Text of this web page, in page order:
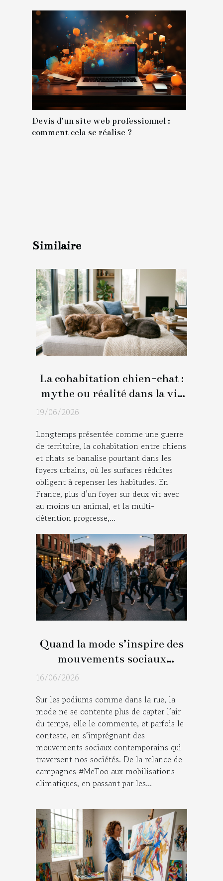
Devis d’un site web professionnel :
comment cela se réalise ?
Similaire
La cohabitation chien-chat :
mythe ou réalité dans la vie
19/06/2026
Longtemps présentée comme une guerre
de territoire, la cohabitation entre chiens
et chats se banalise pourtant dans les
foyers urbains, où les surfaces réduites
obligent à repenser les habitudes. En
France, plus d’un foyer sur deux vit avec
au moins un animal, et la multi-
détention progresse,...
Quand la mode s’inspire des
mouvements sociaux
contemporains
16/06/2026
Sur les podiums comme dans la rue, la
mode ne se contente plus de capter l’air
du temps, elle le commente, et parfois le
conteste, en s’imprégnant des
mouvements sociaux contemporains qui
traversent nos sociétés. De la relance de
campagnes #MeToo aux mobilisations
climatiques, en passant par les...